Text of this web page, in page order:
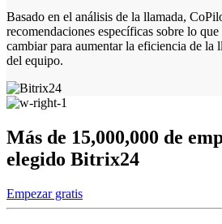
Basado en el análisis de la llamada,
recomendaciones específicas sobre lo
cambiar para aumentar la eficiencia de la
del equipo.
Más de 15,000,000 de
elegido Bitrix24
Empezar gratis